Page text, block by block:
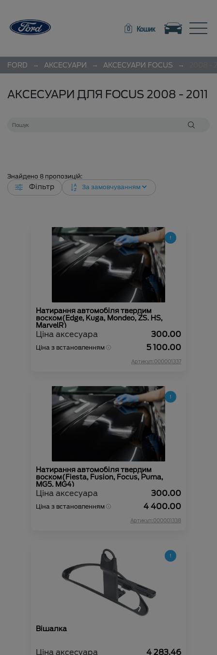
0 Кошик Toggle navigation
FORD → АКСЕСУАРИ → АКСЕСУАРИ FOCUS →
АКСЕСУАРИ ДЛЯ FOCUS 2008 - 2011
Знайдено 8 пропозицій:
Фільтр
Натирання автомобіля твердим
воском(Edge, Kuga, Mondeo, ZS. HS,
MarvelR)
Ціна аксесуара 300.00
Ціна з встановленням 5 100.00
Артикул:000001337
Натирання автомобіля твердим
воском(Fiesta, Fusion, Focus, Puma,
MG5, MG4)
Ціна аксесуара 300.00
Ціна з встановленням 4 400.00
Артикул:000001338
Вішалка
Ціна аксесуара 4 283.46